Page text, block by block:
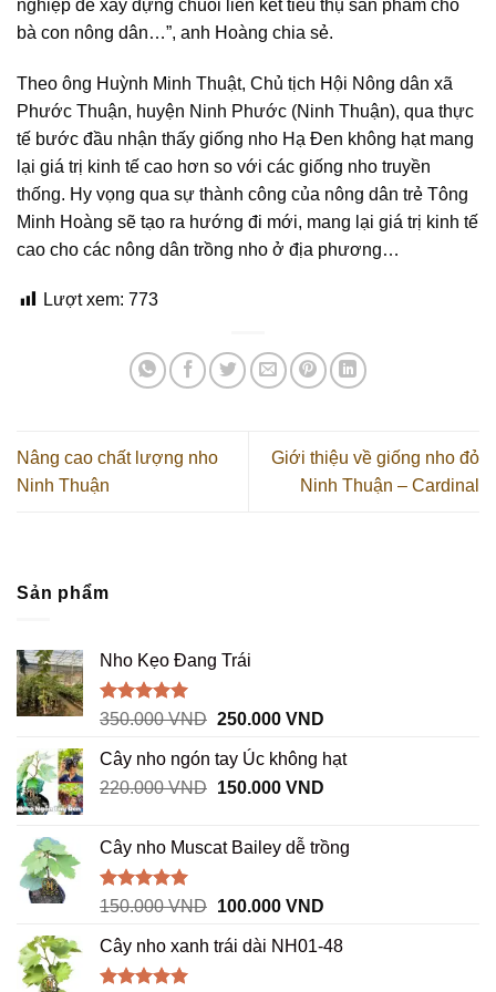
nghiệp để xây dựng chuỗi liên kết tiêu thụ sản phẩm cho
bà con nông dân…”, anh Hoàng chia sẻ.
Theo ông Huỳnh Minh Thuật, Chủ tịch Hội Nông dân xã
Phước Thuận, huyện Ninh Phước (Ninh Thuận), qua thực
tế bước đầu nhận thấy giống nho Hạ Đen không hạt mang
lại giá trị kinh tế cao hơn so với các giống nho truyền
thống. Hy vọng qua sự thành công của nông dân trẻ Tông
Minh Hoàng sẽ tạo ra hướng đi mới, mang lại giá trị kinh tế
cao cho các nông dân trồng nho ở địa phương…
Lượt xem: 773
Nâng cao chất lượng nho
Ninh Thuận
Giới thiệu về giống nho đỏ
Ninh Thuận – Cardinal
Sản phẩm
Nho Kẹo Đang Trái
Được xếp
5 sao
350.000VND Giá
là:
350.000 VND.
250.000 VNDGiá
tại
là:
Cây nho ngón tay Úc không hạt
220.000VND Giá
220.000 VND.
150.000 VNDGiá
là:
Cây nho Muscat Bailey dễ trồng
Được xếp
5 sao
150.000VND Giá
là:
100.000 VNDGiá
tại
Cây nho xanh trái dài NH01-48